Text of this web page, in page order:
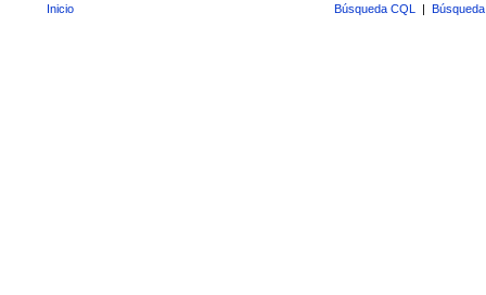
Inicio Búsqueda CQL |